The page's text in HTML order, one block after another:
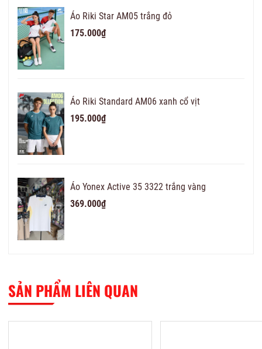
Áo Riki Star AM05 trắng đỏ
175.000₫
Áo Riki Standard AM06 xanh cổ vịt
195.000₫
Áo Yonex Active 35 3322 trắng vàng
369.000₫
SẢN PHẨM LIÊN QUAN